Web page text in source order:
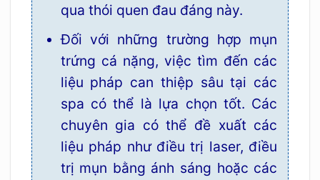
qua thói quen đau đáng này.
Đối với những trường hợp mụn
trứng cá nặng, việc tìm đến các
liệu pháp can thiệp sâu tại các
spa có thể là lựa chọn tốt. Các
chuyên gia có thể đề xuất các
liệu pháp như điều trị laser, điều
trị mụn bằng ánh sáng hoặc các